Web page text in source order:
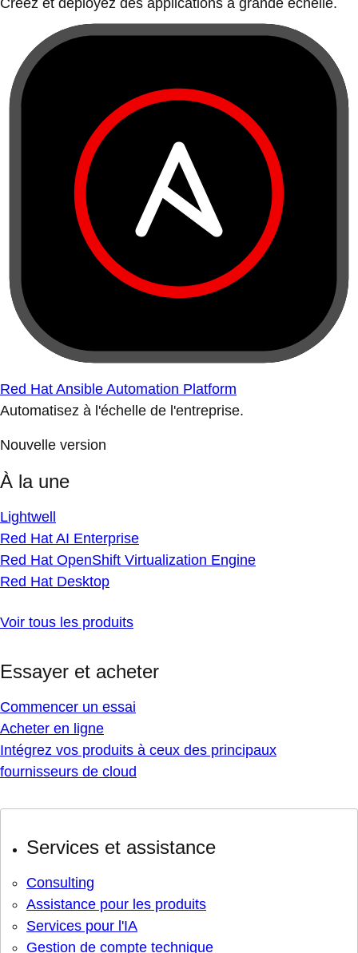
Créez et déployez des applications à grande échelle.
Red Hat Ansible Automation Platform
Automatisez à l'échelle de l'entreprise.
Nouvelle version
À la une
Lightwell
Red Hat AI Enterprise
Red Hat OpenShift Virtualization Engine
Red Hat Desktop
Voir tous les produits
Essayer et acheter
Commencer un essai
Acheter en ligne
Intégrez vos produits à ceux des principaux
fournisseurs de cloud
Services et assistance
Consulting
Assistance pour les produits
Services pour l'IA
Gestion de compte technique